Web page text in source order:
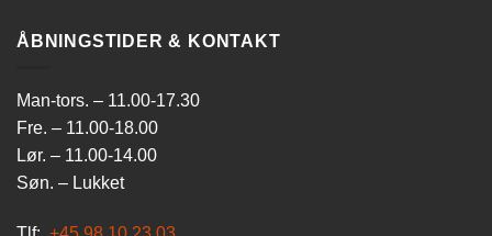
ÅBNINGSTIDER & KONTAKT
Man-tors. – 11.00-17.30
Fre. – 11.00-18.00
Lør. – 11.00-14.00
Søn. – Lukket